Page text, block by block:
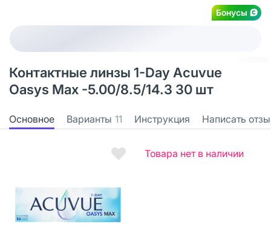
Бонусы
Контактные линзы 1-Day Acuvue
Oasys Max -5.00/8.5/14.3 30 шт
Основное Варианты 11 Инструкция Написать
Товара нет в наличии